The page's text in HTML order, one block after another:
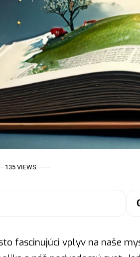
135 VIEWS
fascinujúci vplyv na naše